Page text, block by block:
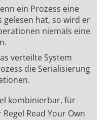
ein Prozess eine
gelesen hat, so wird er
niemals eine
verteilte System
die Serialisierung
kombinierbar, für
Read Your Own